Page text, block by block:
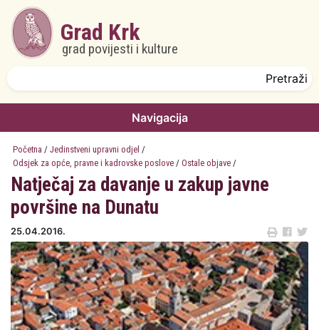
Skoči na glavni sadržaj
Grad Krk
grad povijesti i kulture
Navigacija
Početna / Jedinstveni upravni odjel /
Odsjek za opće, pravne i kadrovske poslove / Ostale objave /
Natječaj za davanje u zakup javne
površine na Dunatu
25.04.2016.